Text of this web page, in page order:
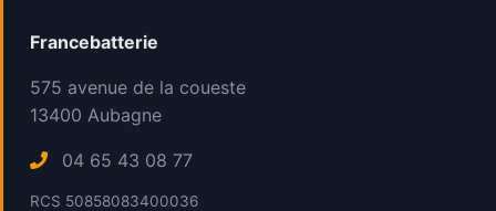
Francebatterie
575 avenue de la coueste
13400 Aubagne
04 65 43 08 77
RCS 50858083400036